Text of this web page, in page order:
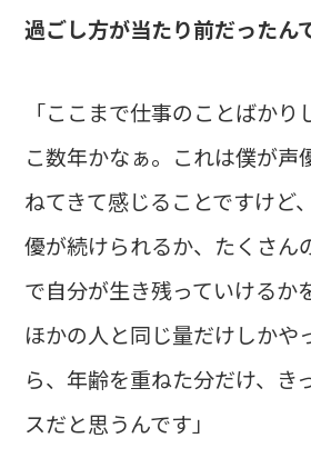
過ごし方が当たり前だったん
「ここまで仕事のことばかり
こ数年かなぁ。これは僕が声
ねてきて感じることですけど
優が続けられるか、たくさん
で自分が生き残っていけるか
ほかの人と同じ量だけしかや
ら、年齢を重ねた分だけ、き
スだと思うんです」